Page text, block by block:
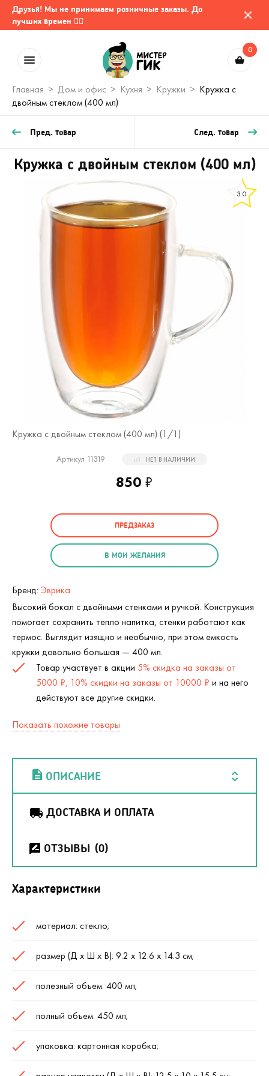
Друзья! Мы не принимаем розничные заказы. До
лучших времен 🤷‍♂️
0
Главная Дом и офис Кухня Кружки
Кружка с
двойным стеклом (400 мл)
Пред. товар След. товар
Кружка с двойным стеклом (400 мл)
3.0
Кружка с двойным стеклом (400 мл) (1 /1)
Артикул 11319 НЕТ В НАЛИЧИИ
850 ₽
ПРЕДЗАКАЗ
В МОИ ЖЕЛАНИЯ
Бренд: Эврика
Высокий бокал с двойными стенками и ручкой. Конструкция
помогает сохранить тепло напитка, стенки работают как
термос. Выглядит изящно и необычно, при этом емкость
кружки довольно большая — 400 мл.
Товар участвует в акции 5% скидка на заказы от
5000 ₽, 10% скидки на заказы от 10000 ₽ и на него
действуют все другие скидки.
Показать похожие товары
ОПИСАНИЕ
ДОСТАВКА И ОПЛАТА
ОТЗЫВЫ (0)
Характеристики
материал: стекло;
размер (Д х Ш х В): 9.2 х 12.6 х 14.3 см;
полезный объем: 400 мл;
полный объем: 450 мл;
упаковка: картонная коробка;